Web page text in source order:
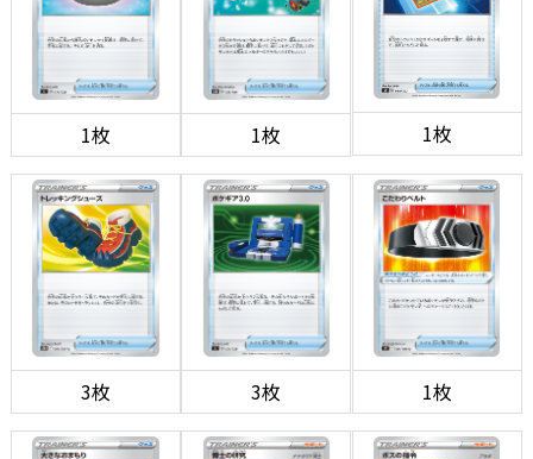
1枚 1枚 1枚
3枚 3枚 1枚